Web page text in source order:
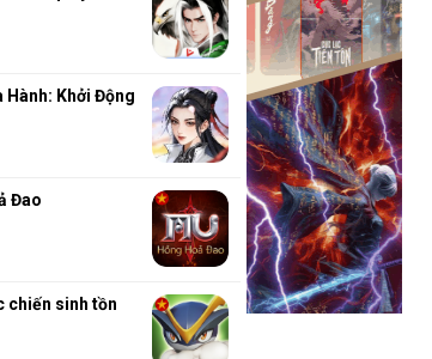
Hành: Khởi Động
Đao
chiến sinh tồn